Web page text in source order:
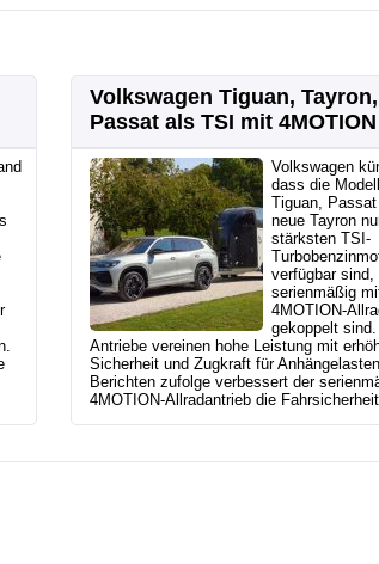
Volkswagen Tiguan, Tayron,
Passat als TSI mit 4MOTION
Volkswagen
dass die
Tiguan,
neue Tayron
stärksten TSI-
verfügbar sind,
serienmäßig
4MOTION-
gekoppelt
Antriebe vereinen hohe Leistung mit
Sicherheit und Zugkraft für
Berichten zufolge verbessert der
4MOTION-Allradantrieb die